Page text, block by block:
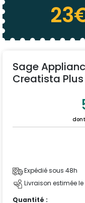
Sage
Creatista
Expédié sous 48h
Livraison estimée
Quantité :